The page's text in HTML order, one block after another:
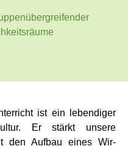
ist ein lebendiger
Er stärkt unsere
den Aufbau eines Wir-